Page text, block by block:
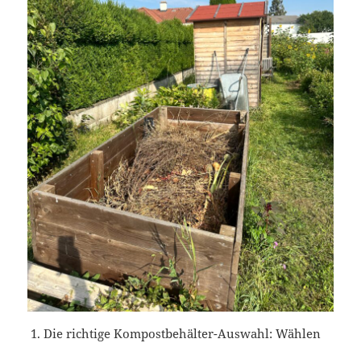
Die richtige Kompostbehälter-Auswahl: Wählen